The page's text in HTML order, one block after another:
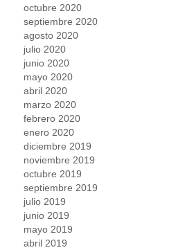
octubre 2020
septiembre 2020
agosto 2020
julio 2020
junio 2020
mayo 2020
abril 2020
marzo 2020
febrero 2020
enero 2020
diciembre 2019
noviembre 2019
octubre 2019
septiembre 2019
julio 2019
junio 2019
mayo 2019
abril 2019